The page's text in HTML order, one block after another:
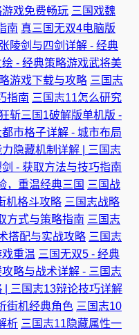
戏免费畅玩 三国戏魏
南 真三国无双4电脑版
陵剑与四剑详解 - 经典
- 经典策略游戏武将美
游戏下载与攻略 三国志
指南 三国志11怎么研究
狂斩三国1破解版单机版 -
市格子详解 - 城市布局
隐藏机制详解 | 三国志
- 获取方法与技巧指南
，重温经典三国 三国战
机格斗攻略 三国志战略
方式与策略指南 三国志
搭配与实战攻略 三国志
重温 三国无双5 - 经典
略与战术详解 - 三国志
| 三国志13辩论技巧详解
街机经典角色 三国志10
析 三国志11隐藏属性一